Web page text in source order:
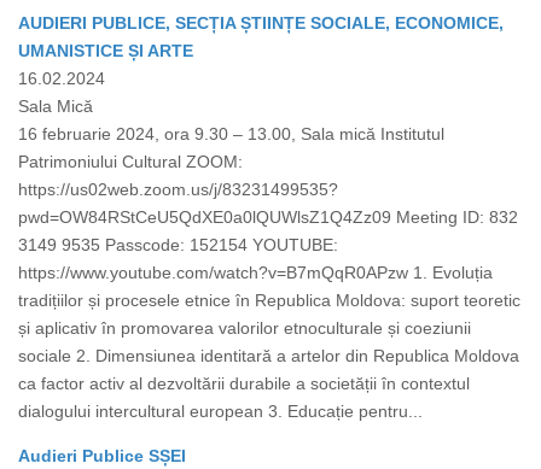
AUDIERI PUBLICE, SECȚIA ȘTIINȚE SOCIALE, ECONOMICE,
UMANISTICE ȘI ARTE
16.02.2024
Sala Mică
16 februarie 2024, ora 9.30 – 13.00, Sala mică Institutul
Patrimoniului Cultural ZOOM:
https://us02web.zoom.us/j/83231499535?
pwd=OW84RStCeU5QdXE0a0lQUWlsZ1Q4Zz09 Meeting ID: 832
3149 9535 Passcode: 152154 YOUTUBE:
https://www.youtube.com/watch?v=B7mQqR0APzw 1. Evoluția
tradițiilor și procesele etnice în Republica Moldova: suport teoretic
și aplicativ în promovarea valorilor etnoculturale și coeziunii
sociale 2. Dimensiunea identitară a artelor din Republica Moldova
ca factor activ al dezvoltării durabile a societății în contextul
dialogului intercultural european 3. Educație pentru...
Audieri Publice SȘEI